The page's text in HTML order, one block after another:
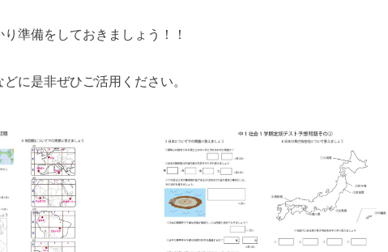
準備をしておきましょう！！
に是非ぜひご活用ください。